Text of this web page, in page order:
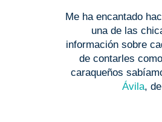
Me ha encantado
una de las
información sobre
de contarles
caraqueños
Ávila,